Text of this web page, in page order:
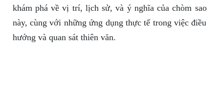
khám phá về vị trí, lịch sử, và ý nghĩa của chòm sao
này, cùng với những ứng dụng thực tế trong việc điều
hướng và quan sát thiên văn.